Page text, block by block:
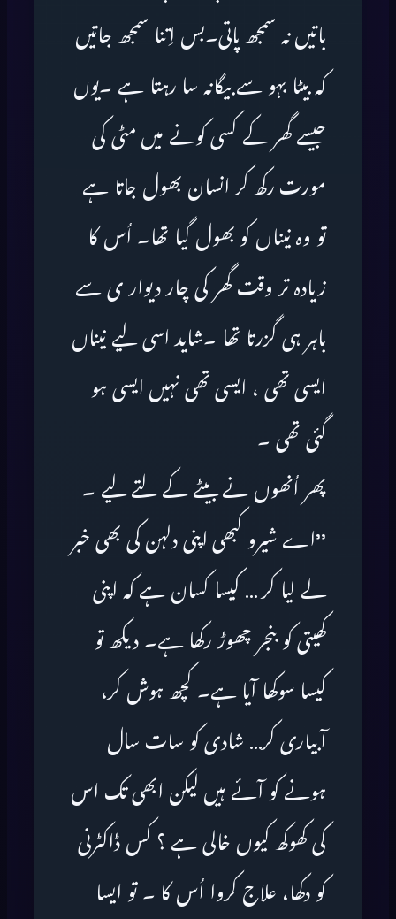
باتیں نہ سمجھ پاتی۔بس اِتنا سمجھ جاتیں
کہ بیٹا بہو سے بیگانہ سا رہتا ہے ۔یوں
جیسے گھر کے کسی کونے میں مٹی کی
مورت رکھ کر انسان بھول جاتا ہے
تو وہ نیناں کو بھول گیا تھا۔ اُس کا
زیادہ تر وقت گھر کی چار دیوار ی سے
باہر ہی گزرتا تھا ۔شاید اسی لیے نیناں
ایسی تھی ، ایسی تھی نہیں ایسی ہو
گئی تھی ۔
پھر اُنھوں نے بیٹے کے لتے لیے ۔
’’اے شیرو کبھی اپنی دلہن کی بھی خبر
لے لیا کر … کیسا کسان ہے کہ اپنی
کھیتی کو بنجر چھوڑ رکھا ہے۔ دیکھ تو
کیسا سوکھا آیا ہے۔ کچھ ہوش کر،
آبیاری کر… شادی کو سات سال
ہونے کو آئے ہیں لیکن ابھی تک اس
کی کھوکھ کیوں خالی ہے ؟ کس ڈاکٹرنی
کو دکھا، علاج کروا اُس کا ۔ تو ایسا